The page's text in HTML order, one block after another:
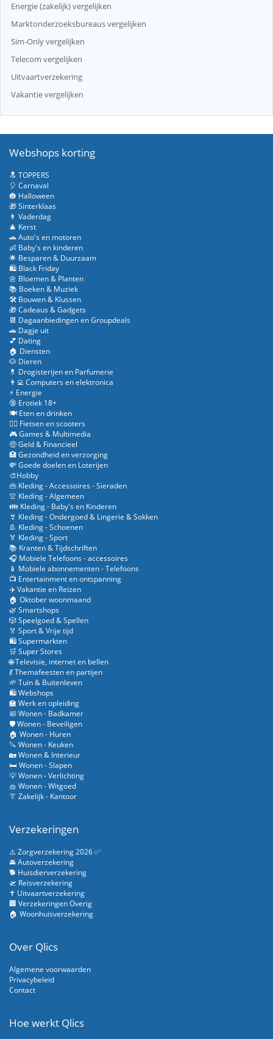
Energie (zakelijk) vergelijken
Marktonderzoeksbureaus vergelijken
Sim-Only vergelijken
Telecom vergelijken
Uitvaartverzekering
Vakantie vergelijken
Webshops korting
🔝 TOPPERS
🎈 Carnaval
🎃 Halloween
🎁 Sinterklaas
👨 Vaderdag
🎄 Kerst
🚗 Auto's en motoren
👶 Baby's en kinderen
🌟 Besparen & Duurzaam
🛍️ Black Friday
🌼 Bloemen & Planten
📚 Boeken & Muziek
🛠️ Bouwen & Klussen
🎁 Cadeaus & Gadgets
📆 Dagaanbiedingen en Groupdeals
🚗 Dagje uit
💕 Dating
🏠 Diensten
🐶 Dieren
💊 Drogisterijen en Parfumerie
👨‍💻 Computers en elektronica
⚡ Energie
🔞 Erotiek 18+
🍽️ Eten en drinken
🚴‍♂️ Fietsen en scooters
🎮 Games & Multimedia
🤑 Geld & Financieel
🏥 Gezondheid en verzorging
💸 Goede doelen en Loterijen
🎨Hobby
👜 Kleding - Accessoires - Sieraden
👚 Kleding - Algemeen
👪 Kleding - Baby's en Kinderen
👙 Kleding - Ondergoed & Lingerie & Sokken
👢 Kleding - Schoenen
🏅 Kleding - Sport
📚 Kranten & Tijdschriften
🎧 Mobiele Telefoons - accessoires
📱 Mobiele abonnementen - Telefoons
📺 Entertainment en ontspanning
✈️ Vakantie en Reizen
🏠 Oktober woonmaand
🌿 Smartshops
🎲 Speelgoed & Spellen
🏅 Sport & Vrije tijd
🛍️ Supermarkten
🛒 Super Stores
🌐 Televisie, internet en bellen
💃 Themafeesten en partijen
🌱 Tuin & Buitenleven
🛍️ Webshops
🏫 Werk en opleiding
🛀 Wonen - Badkamer
🛡️ Wonen - Beveiligen
🏠 Wonen - Huren
🔪 Wonen - Keuken
🏡 Wonen & Interieur
🛏️ Wonen - Slapen
💡 Wonen - Verlichting
🧺 Wonen - Witgoed
👔 Zakelijk - Kantoor
Verzekeringen
⚠️ Zorgverzekering 2026 ✅
🚘 Autoverzekering
🐕 Huisdierverzekering
🛫 Reisverzekering
✝️ Uitvaartverzekering
🏢 Verzekeringen Overig
🏠 Woonhuisverzekering
Over Qlics
Algemene voorwaarden
Privacybeleid
Contact
Hoe werkt Qlics